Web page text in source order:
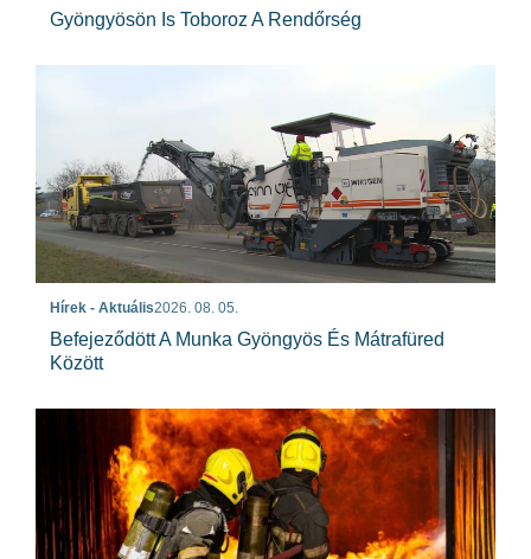
Gyöngyösön Is Toboroz A Rendőrség
Hírek - Aktuális2026. 08. 05.
Befejeződött A Munka Gyöngyös És Mátrafüred
Között